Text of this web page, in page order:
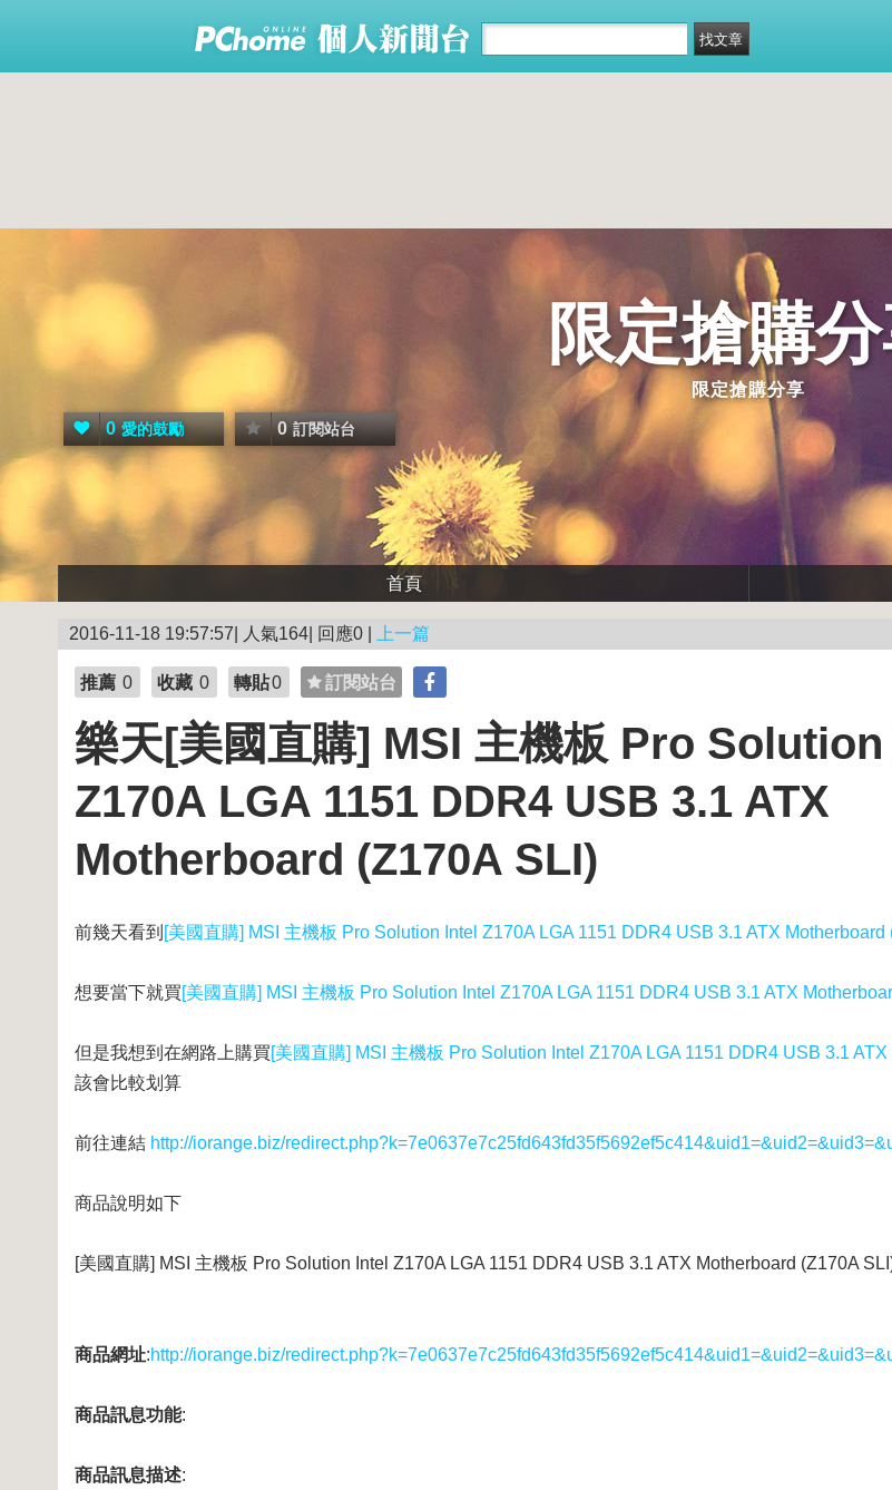
限定搶購
限定搶購分享
0 愛的鼓勵 0 訂閱站台
首頁
2016-11-18 19:57:57| 人氣164| 回應0 | 上一篇
推薦 0 收藏 0 轉貼0 訂閱站台
樂天[美國直購] MSI 主機板 Pro
Z170A LGA 1151 DDR4 USB 3.1 ATX
Motherboard (Z170A SLI)
前幾天看到 [美國直購] MSI 主機板 Pro Solution Intel Z170A LGA 1151 DDR4 USB 3.1 ATX Motherboard
想要當下就買[美國直購] MSI 主機板 Pro Solution Intel Z170A LGA 1151 DDR4 USB 3.1 ATX
但是我想到在網路上購買[美國直購] MSI 主機板 Pro Solution Intel Z170A LGA 1151 DDR4 USB 3.1
該會比較划算
前往連結 http://iorange.biz/
商品說明如下
[美國直購] MSI 主機板 Pro Solution Intel Z170A LGA 1151 DDR4 USB 3.1 ATX Motherboard (Z170A
商品網址:http://iorange.biz/
商品訊息功能:
商品訊息描述: